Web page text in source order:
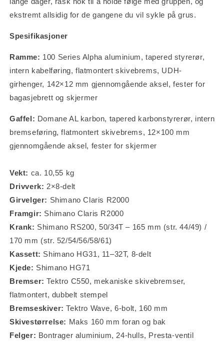
ekstremt allsidig for de gangene du vil sykle på grus.
Spesifikasjoner
Ramme: 100 Series Alpha aluminium, tapered styrerør,
intern kabelføring, flatmontert skivebrems, UDH-
girhenger, 142×12 mm gjennomgående aksel, fester for
bagasjebrett og skjermer
Gaffel: Domane AL karbon, tapered karbonstyrerør, intern
bremseføring, flatmontert skivebrems, 12×100 mm
gjennomgående aksel, fester for skjermer
Vekt: ca. 10,55 kg
Drivverk: 2×8-delt
Girvelger: Shimano Claris R2000
Framgir: Shimano Claris R2000
Krank: Shimano RS200, 50/34T – 165 mm (str. 44/49) /
170 mm (str. 52/54/56/58/61)
Kassett: Shimano HG31, 11–32T, 8-delt
Kjede: Shimano HG71
Bremser: Tektro C550, mekaniske skivebremser,
flatmontert, dubbelt stempel
Bremseskiver: Tektro Wave, 6-bolt, 160 mm
Skivestørrelse: Maks 160 mm foran og bak
Felger: Bontrager aluminium, 24-hulls, Presta-ventil